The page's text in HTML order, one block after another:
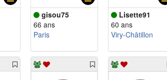
gisou75
66 ans
Paris
Lisette91
60 ans
Viry-Châtillon